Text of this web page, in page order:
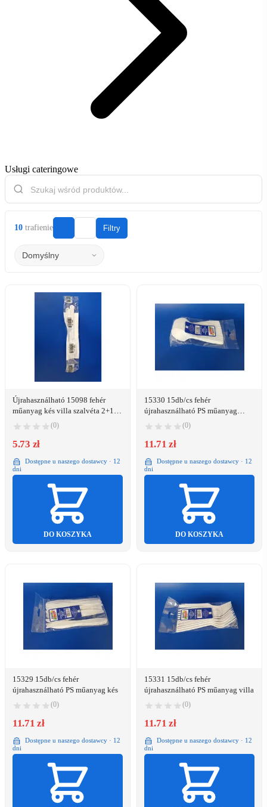
Usługi cateringowe
10 trafienie Filtry
Újrahasználható 15098 fehér
műanyag kés villa szalvéta 2+1
(0)
5.73 zł
Dostępne u naszego dostawcy · 12
dni
DO KOSZYKA
15330 15db/cs fehér
újrahasználható PS műanyag
(0)
11.71 zł
Dostępne u naszego dostawcy · 12
dni
DO KOSZYKA
15329 15db/cs fehér
újrahasználható PS műanyag kés
(0)
11.71 zł
Dostępne u naszego dostawcy · 12
dni
15331 15db/cs fehér
újrahasználható PS műanyag villa
(0)
11.71 zł
Dostępne u naszego dostawcy · 12
dni